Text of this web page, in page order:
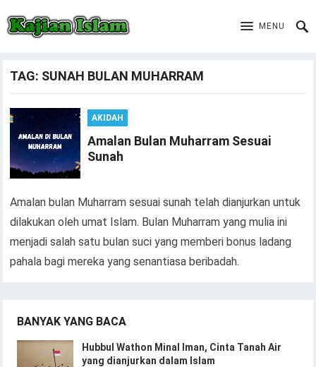
MENU
TAG: SUNAH BULAN MUHARRAM
AKIDAH
Amalan Bulan Muharram Sesuai
Sunah
Amalan bulan Muharram sesuai sunah telah dianjurkan untuk
dilakukan oleh umat Islam. Bulan Muharram yang mulia ini
menjadi salah satu bulan suci yang memberi bonus ladang
pahala bagi mereka yang senantiasa beribadah.
BANYAK YANG BACA
Hubbul Wathon Minal Iman, Cinta Tanah Air
yang dianjurkan dalam Islam